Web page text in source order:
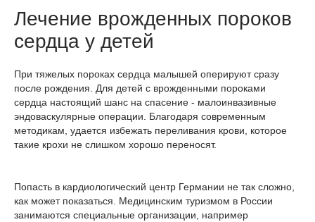
Лечение врожденных пороков
сердца у детей
При тяжелых пороках сердца малышей оперируют сразу
после рождения. Для детей с врожденными пороками
сердца настоящий шанс на спасение - малоинвазивные
эндоваскулярные операции. Благодаря современным
методикам, удается избежать переливания крови, которое
такие крохи не слишком хорошо переносят.
Попасть в кардиологический центр Германии не так сложно,
как может показаться. Медицинским туризмом в России
занимаются специальные организации, например